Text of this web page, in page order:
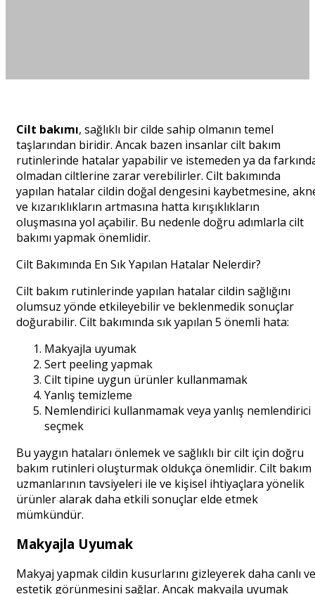
Cilt bakımı, sağlıklı bir cilde sahip olmanın temel
taşlarından biridir. Ancak bazen insanlar cilt bakım
rutinlerinde hatalar yapabilir ve istemeden ya da
olmadan ciltlerine zarar verebilirler. Cilt bakımında
yapılan hatalar cildin doğal dengesini kaybetmesine,
ve kızarıklıkların artmasına hatta kırışıklıkların
oluşmasına yol açabilir. Bu nedenle doğru adımlarla cilt
bakımı yapmak önemlidir.
Cilt Bakımında En Sık Yapılan Hatalar Nelerdir?
Cilt bakım rutinlerinde yapılan hatalar cildin sağlığını
olumsuz yönde etkileyebilir ve beklenmedik sonuçlar
doğurabilir. Cilt bakımında sık yapılan 5 önemli hata:
Makyajla uyumak
Sert peeling yapmak
Cilt tipine uygun ürünler kullanmamak
Yanlış temizleme
Nemlendirici kullanmamak veya yanlış nemlendirici
seçmek
Bu yaygın hataları önlemek ve sağlıklı bir cilt için doğru
bakım rutinleri oluşturmak oldukça önemlidir. Cilt bakım
uzmanlarının tavsiyeleri ile ve kişisel ihtiyaçlara yönelik
ürünler alarak daha etkili sonuçlar elde etmek
mümkündür.
Makyajla Uyumak
Makyaj yapmak cildin kusurlarını gizleyerek daha canlı ve
estetik görünmesini sağlar. Ancak makyajla uyumak